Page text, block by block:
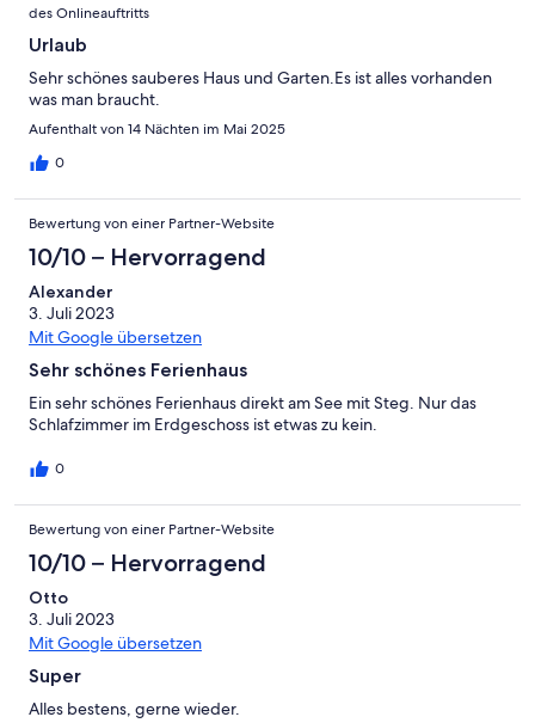
des Onlineauftritts
Urlaub
Sehr schönes sauberes Haus und Garten.Es ist alles vorhanden
was man braucht.
Aufenthalt von 14 Nächten im Mai 2025
0
Bewertung von einer Partner-Website
10/10 – Hervorragend
Alexander
3. Juli 2023
Mit Google übersetzen
Sehr schönes Ferienhaus
Ein sehr schönes Ferienhaus direkt am See mit Steg. Nur das
Schlafzimmer im Erdgeschoss ist etwas zu kein.
0
Bewertung von einer Partner-Website
10/10 – Hervorragend
Otto
3. Juli 2023
Mit Google übersetzen
Super
Alles bestens, gerne wieder.